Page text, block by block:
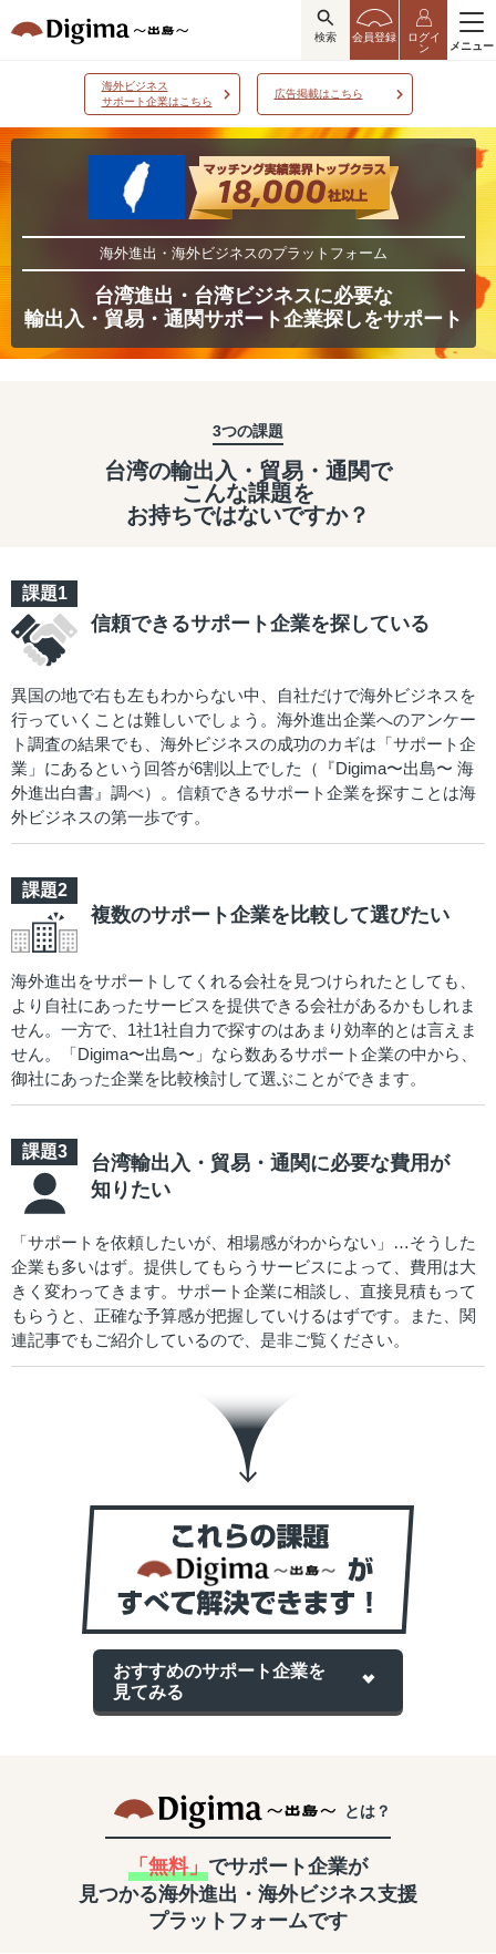
検索 会員登録
ログイ
ン
メニュー
海外ビジネス
サポート企業はこちら
広告掲載はこちら
海外進出・海外ビジネスのプラットフォーム
台湾進出・台湾ビジネスに必要な
輸出入・貿易・通関サポート企業探しをサポート
3つの課題
台湾の輸出入・貿易・通関で
こんな課題を
お持ちではないですか？
信頼できるサポート企業を探している
異国の地で右も左もわからない中、自社だけで海外ビジネスを
行っていくことは難しいでしょう。海外進出企業へのアンケー
ト調査の結果でも、海外ビジネスの成功のカギは「サポート企
業」にあるという回答が6割以上でした（『Digima〜出島〜 海
外進出白書』調べ）。信頼できるサポート企業を探すことは海
外ビジネスの第一歩です。
複数のサポート企業を比較して選びたい
海外進出をサポートしてくれる会社を見つけられたとしても、
より自社にあったサービスを提供できる会社があるかもしれま
せん。一方で、1社1社自力で探すのはあまり効率的とは言えま
せん。「Digima〜出島〜」なら数あるサポート企業の中から、
御社にあった企業を比較検討して選ぶことができます。
台湾輸出入・貿易・通関に必要な費用が
知りたい
「サポートを依頼したいが、相場感がわからない」…そうした
企業も多いはず。提供してもらうサービスによって、費用は大
きく変わってきます。サポート企業に相談し、直接見積もって
もらうと、正確な予算感が把握していけるはずです。また、関
連記事でもご紹介しているので、是非ご覧ください。
おすすめのサポート企業を
見てみる
とは？
「無料」 でサポート企業が
見つかる海外進出・海外ビジネス支援
プラットフォームです